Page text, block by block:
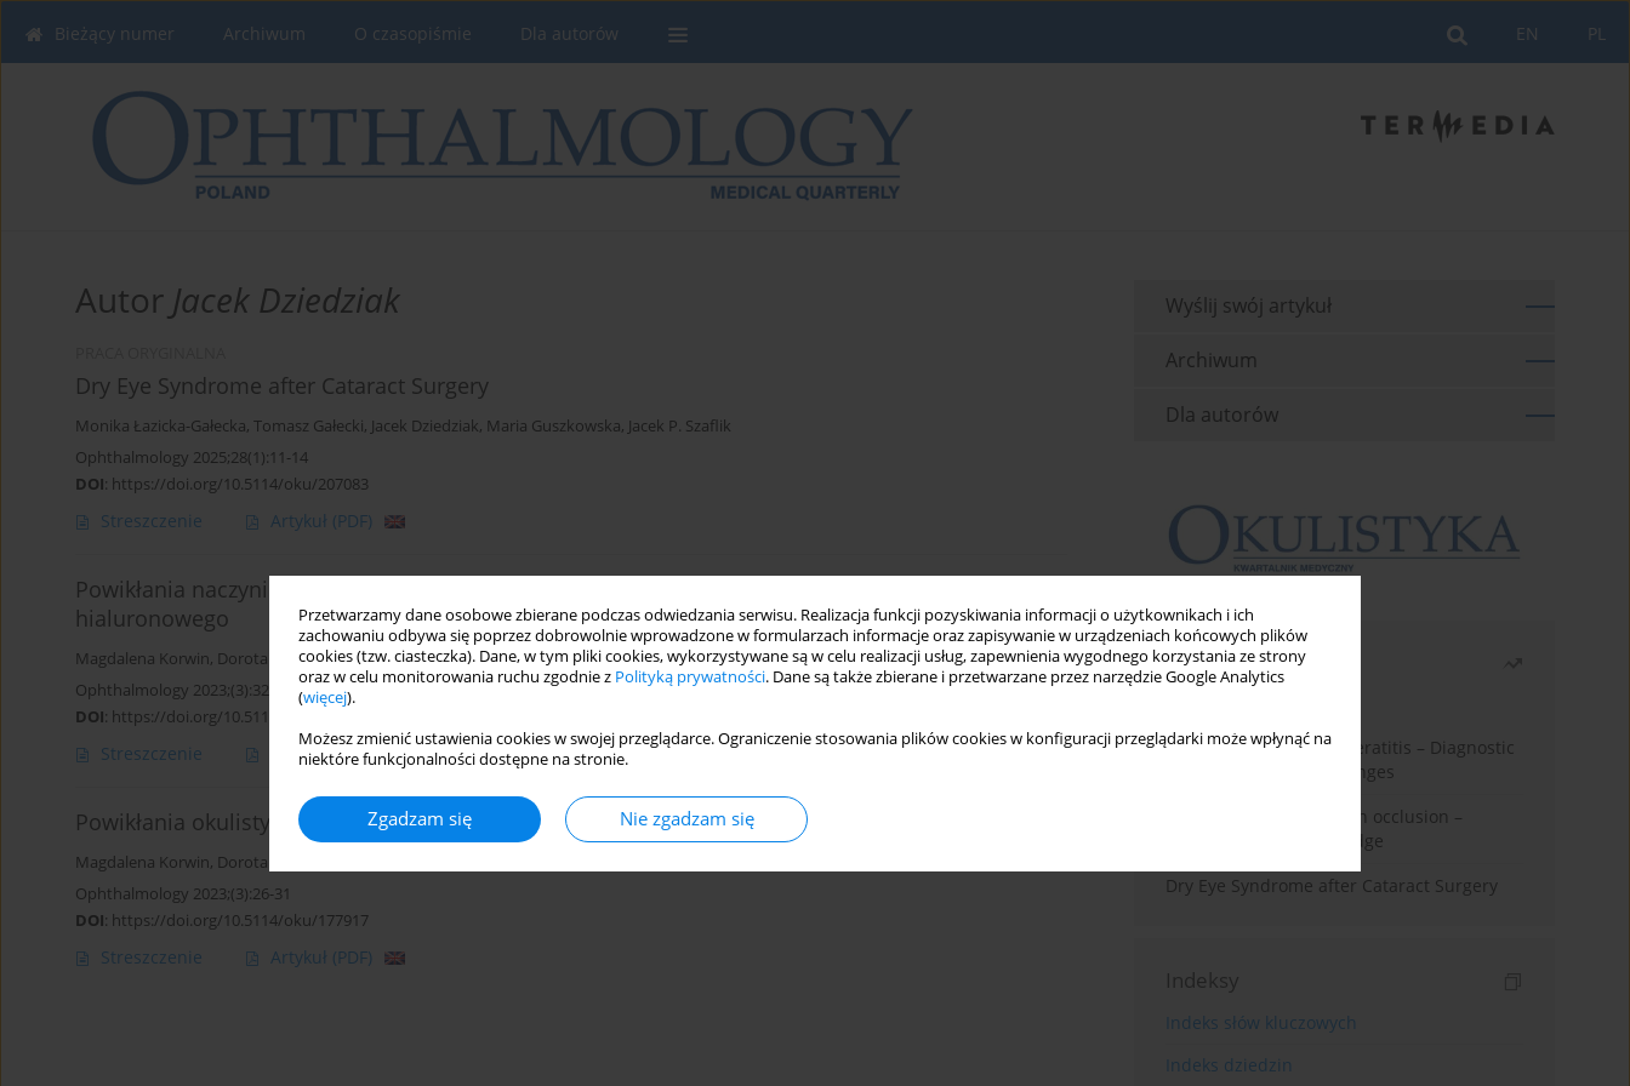
Przetwarzamy dane osobowe zbierane podczas odwiedzania serwisu. Realizacja funkcji pozyskiwania informacji o użytkownikach i ich
zachowaniu odbywa się poprzez dobrowolnie wprowadzone w formularzach informacje oraz zapisywanie w urządzeniach końcowych plików
cookies (tzw. ciasteczka). Dane, w tym pliki cookies, wykorzystywane są w celu realizacji usług, zapewnienia wygodnego korzystania ze strony
oraz w celu monitorowania ruchu zgodnie z Polityką prywatności. Dane są także zbierane i przetwarzane przez narzędzie Google Analytics
(więcej).
Możesz zmienić ustawienia cookies w swojej przeglądarce. Ograniczenie stosowania plików cookies w konfiguracji przeglądarki może wpłynąć na
niektóre funkcjonalności dostępne na stronie.
Zgadzam się Nie zgadzam się
PL
EN
Bieżący numer Archiwum O czasopiśmie Dla autorów
Autor Jacek Dziedziak
Dry Eye Syndrome after Cataract Surgery
Monika Łazicka-Gałecka, Tomasz Gałecki, Jacek Dziedziak, Maria Guszkowska, Jacek P. Szaflik
Ophthalmology 2025;28(1):11-14
DOI: https://doi.org/10.5114/oku/207083
Streszczenie Artykuł (PDF)
Powikłania naczyniowe po zabiegach z zastosowaniem wypełniaczy na bazie kwasu
hialuronowego
Magdalena Korwin, Dorota Kowalewska,Jacek Dziedziak ,Anna Kamińska,Jacek P. Szaflik
Ophthalmology 2023;(3):32-37
DOI: https://doi.org/10.5114/oku/177918
Streszczenie Artykuł(PDF)
Powikłania okulistyczne po zabiegach medycyny estetyczne
Magdalena Korwin, Dorota Kowalewska
Ophthalmology 2023;(3):26-31
DOI: https://doi.org/10.5114/oku/177917
Streszczenie Artykuł (PDF)
Wyślij swój artykuł
Archiwum
Dla autorów
Najczęściej czytane
Herpes Simplex Virus Keratitis – Diagnostic
and Therapeutic Challenges
Treatment of retinal vein occlusion –
current state of knowledge
Dry Eye Syndrome after Cataract Surgery
Indeksy
Indeks słów kluczowych
Indeks dziedzin